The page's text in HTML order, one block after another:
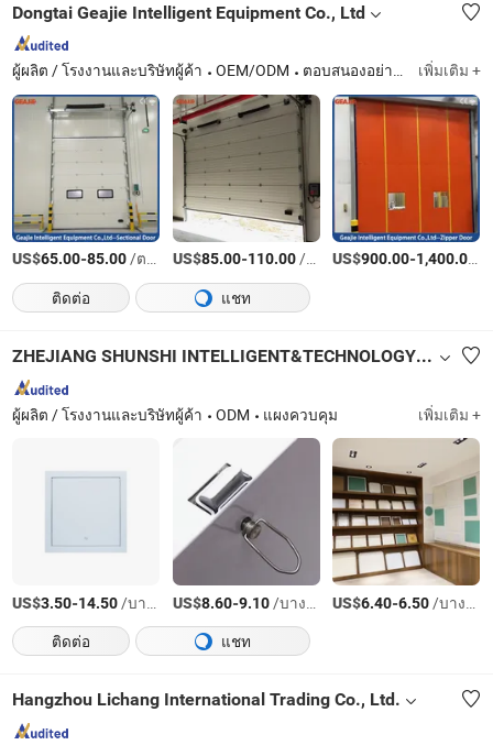
Dongtai Geajie Intelligent Equipment Co., Ltd
ผู้ผลิต / โรงงานและบริษัทผู้ค้า OEM/ODM ตอบสนองอย่างรวดเร็ว เพิ่มเติม +
US$65.00-85.00/ตารางเมตร US$85.00-110.00/ตารางเมตร US$900.00-1,400.00 /
ติดต่อ
แชท
ZHEJIANG SHUNSHI INTELLIGENT&TECHNOLOGY CO., LTD.
ผู้ผลิต / โรงงานและบริษัทผู้ค้า ODM แผงควบคุม เพิ่มเติม +
US$3.50-14.50/บางส่วน US$8.60-9.10/บางส่วน US$6.40-6.50/บางส่วน
ติดต่อ
แชท
Hangzhou Lichang International Trading Co., Ltd.